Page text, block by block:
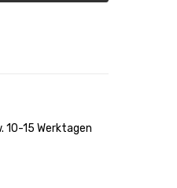
10-15 Werktagen